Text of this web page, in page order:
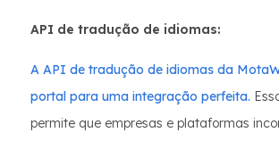
API de tradução de idiomas:
A API de tradução de idiomas da
portal para uma integração perfeita.
permite que empresas e plataformas